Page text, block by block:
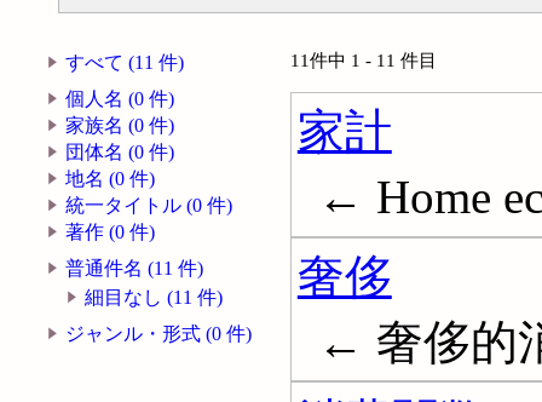
すべて (11 件)
個人名 (0 件)
家族名 (0 件)
団体名 (0 件)
地名 (0 件)
統一タイトル (0 件)
著作 (0 件)
普通件名 (11 件)
細目なし (11 件)
ジャンル・形式 (0 件)
11件中 1 - 11 件目
家計
← Home
奢侈
← 奢侈的